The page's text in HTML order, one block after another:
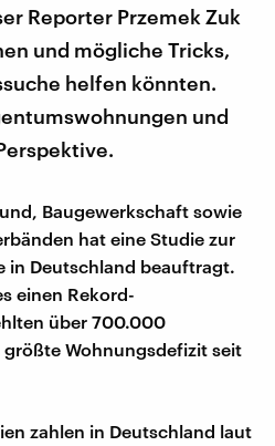
Reporter Przemek Zuk
und mögliche Tricks,
helfen könnten.
und
Baugewerkschaft sowie
hat eine Studie zur
in Deutschland beauftragt.
einen Rekord-
über 700.000
größte Wohnungsdefizit seit
zahlen in Deutschland laut